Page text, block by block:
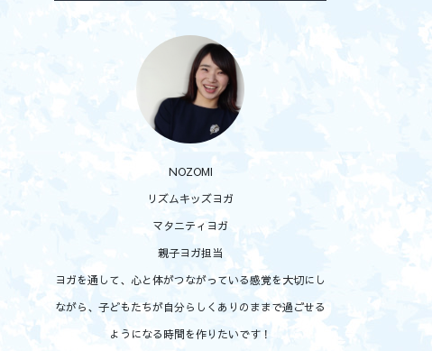
NOZOMI
リズムキッズヨガ
マタニティヨガ
親子ヨガ担当
ヨガを通して、心と体がつながっている感覚を大切にし
ながら、子どもたちが自分らしくありのままで過ごせる
ようになる時間を作りたいです！